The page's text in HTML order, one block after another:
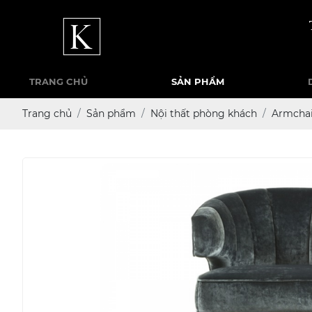
TRANG CHỦ SẢN PHẨM
Trang chủ Sản phẩm Nội thất phòng khách